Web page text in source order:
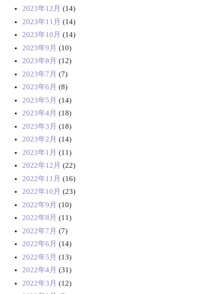
2023年12月 (14)
2023年11月 (14)
2023年10月 (14)
2023年9月 (10)
2023年8月 (12)
2023年7月 (7)
2023年6月 (8)
2023年5月 (14)
2023年4月 (18)
2023年3月 (18)
2023年2月 (14)
2023年1月 (11)
2022年12月 (22)
2022年11月 (16)
2022年10月 (23)
2022年9月 (10)
2022年8月 (11)
2022年7月 (7)
2022年6月 (14)
2022年5月 (13)
2022年4月 (31)
2022年3月 (12)